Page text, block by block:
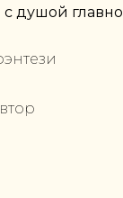
душой